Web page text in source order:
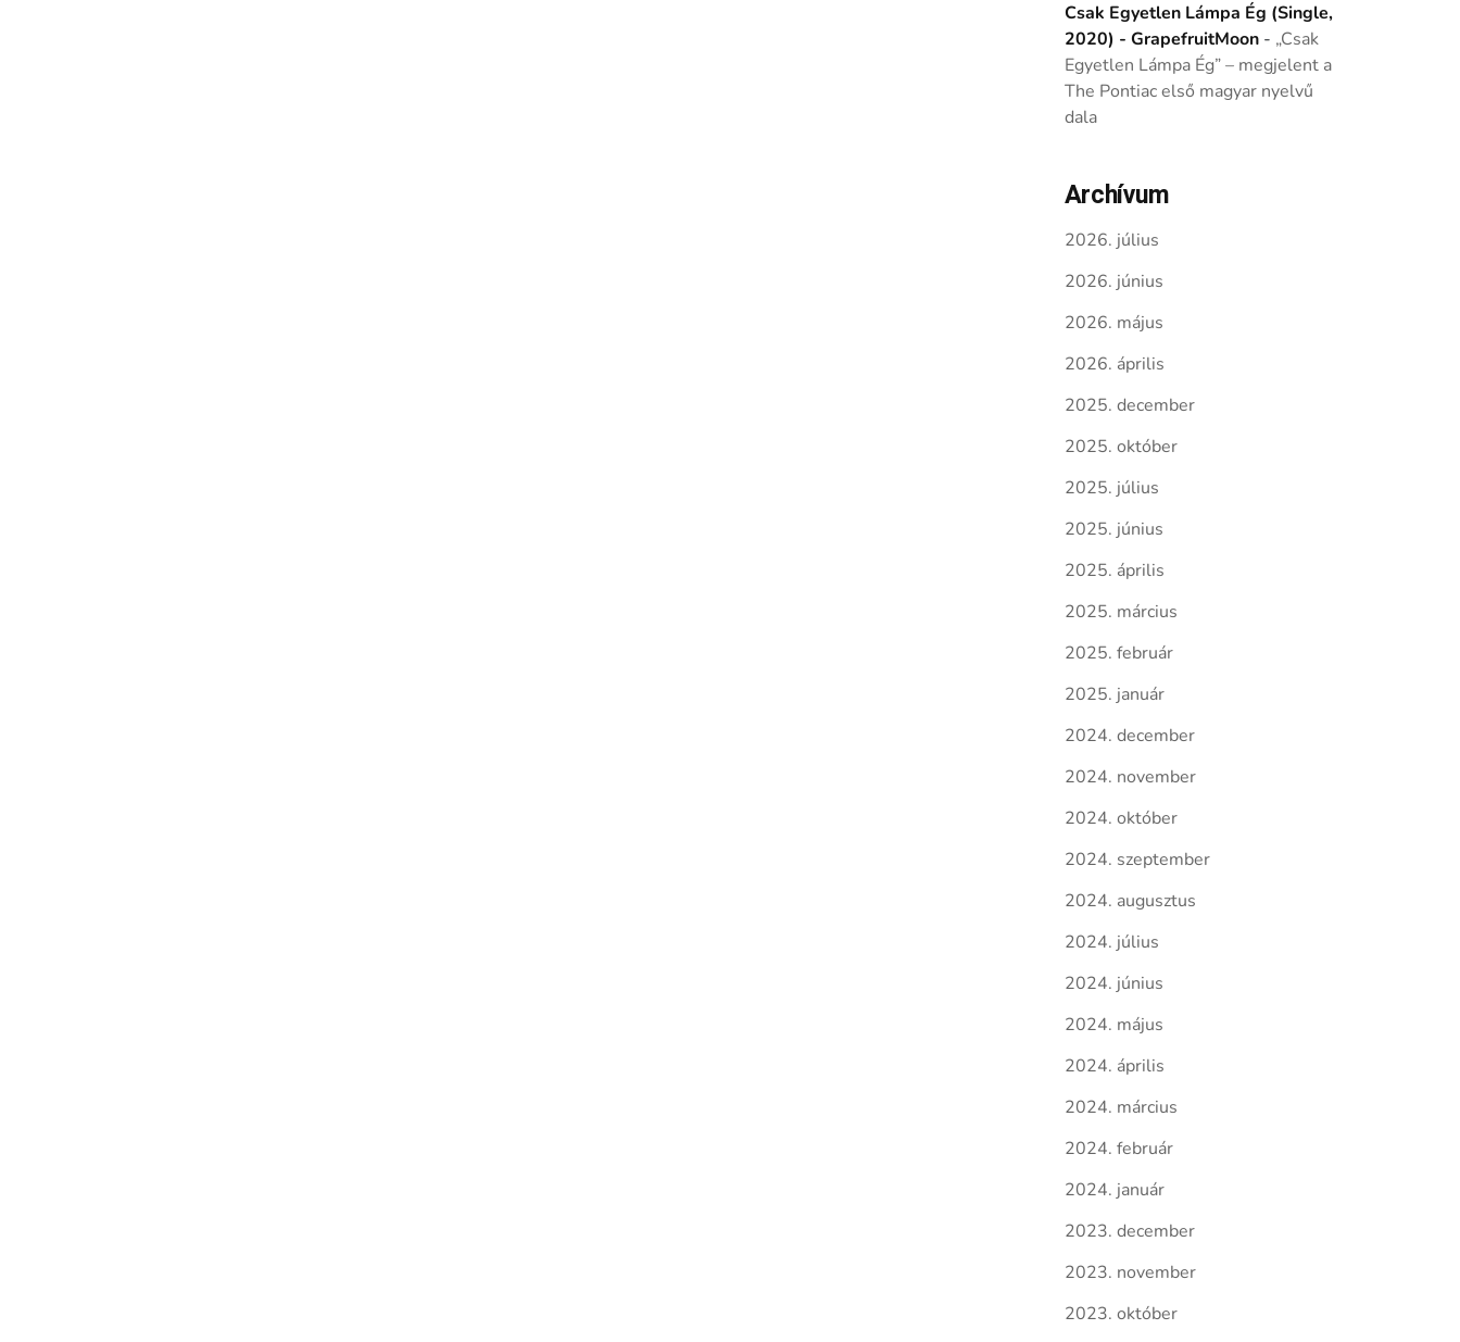
Csak Egyetlen Lámpa Ég (Single,
2020) - GrapefruitMoon- „Csak
Egyetlen Lámpa Ég” – megjelent a
The Pontiac első magyar nyelvű
dala
Archívum
2026. július
2026. június
2026. május
2026. április
2025. december
2025. október
2025. július
2025. június
2025. április
2025. március
2025. február
2025. január
2024. december
2024. november
2024. október
2024. szeptember
2024. augusztus
2024. július
2024. június
2024. május
2024. április
2024. március
2024. február
2024. január
2023. december
2023. november
2023. október